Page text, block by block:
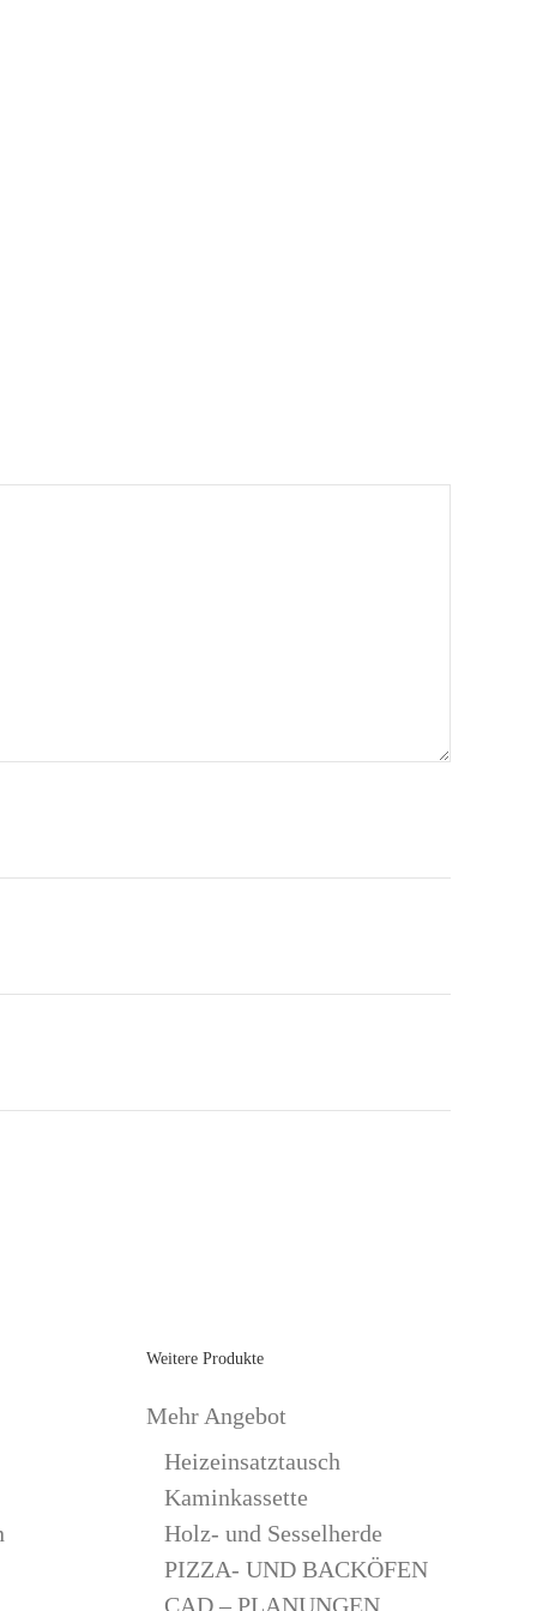
Weitere Produkte
Mehr Angebot
Heizeinsatztausch
Kaminkassette
Holz- und Sesselherde
PIZZA- UND BACKÖFEN
CAD – PLANUNGEN